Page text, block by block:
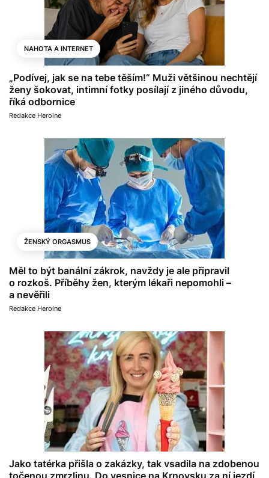
NAHOTA A INTERNET
„Podívej, jak se na tebe těším!“ Muži většinou nechtějí
ženy šokovat, intimní fotky posílají z jiného důvodu,
říká odbornice
Redakce Heroine
ŽENSKÝ ORGASMUS
Měl to být banální zákrok, navždy je ale připravil
o rozkoš. Příběhy žen, kterým lékaři nepomohli –
a nevěřili
Redakce Heroine
Jako tatérka přišla o zakázky, tak vsadila na zdobenou